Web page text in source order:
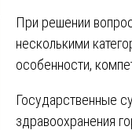
При решении
несколькими
особенности,
Государственные
здравоохранения